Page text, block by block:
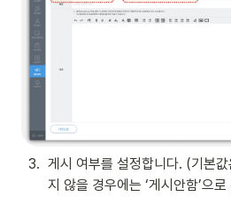
3. 게시 여부를 설정합니다. (기본값
지 않을 경우에는 ‘게시안함’으로